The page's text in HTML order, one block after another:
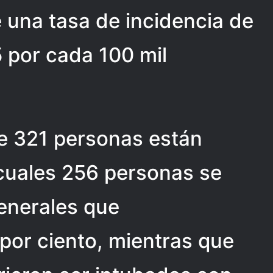
tasa de incidencia de
cada 100 mil
321 personas están
256 personas se
que
ciento, mientras que